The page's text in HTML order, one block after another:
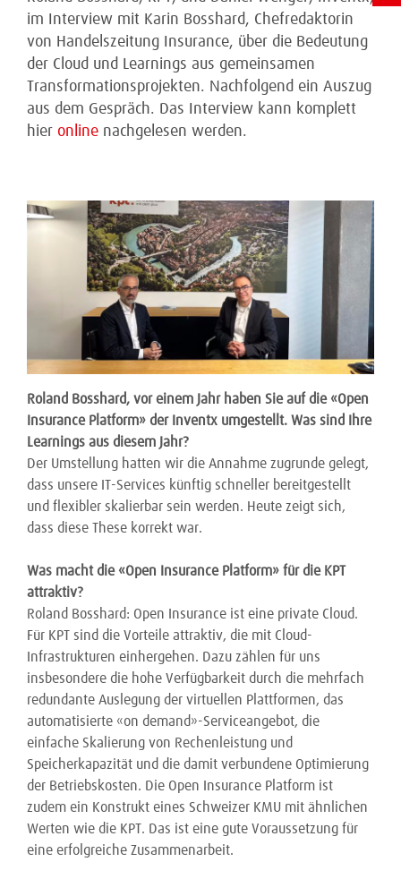
im Interview mit Karin Bosshard, Chefredaktorin
von Handelszeitung Insurance, über die Bedeutung
der Cloud und Learnings aus gemeinsamen
Transformationsprojekten. Nachfolgend ein Auszug
aus dem Gespräch. Das Interview kann komplett
hier online nachgelesen werden.
Roland Bosshard, vor einem Jahr haben Sie auf die «Open
Insurance Platform» der Inventx umgestellt. Was sind Ihre
Learnings aus diesem Jahr?
Der Umstellung hatten wir die Annahme zugrunde gelegt,
dass unsere IT-Services künftig schneller bereitgestellt
und flexibler skalierbar sein werden. Heute zeigt sich,
dass diese These korrekt war.
Was macht die «Open Insurance Platform» für die KPT
attraktiv?
Roland Bosshard: Open Insurance ist eine private Cloud.
Für KPT sind die Vorteile attraktiv, die mit Cloud-
Infrastrukturen einhergehen. Dazu zählen für uns
insbesondere die hohe Verfügbarkeit durch die mehrfach
redundante Auslegung der virtuellen Plattformen, das
automatisierte «on demand»-Serviceangebot, die
einfache Skalierung von Rechenleistung und
Speicherkapazität und die damit verbundene Optimierung
der Betriebskosten. Die Open Insurance Platform ist
zudem ein Konstrukt eines Schweizer KMU mit ähnlichen
Werten wie die KPT. Das ist eine gute Voraussetzung für
eine erfolgreiche Zusammenarbeit.